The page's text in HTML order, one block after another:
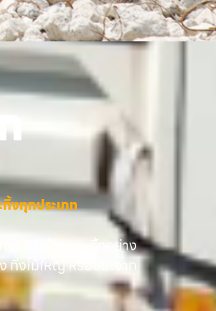
งทุกประเภท
ละขนย้ายขยะทิ้งอย่าง
กิ่งไม้ใหญ่ หรือขยะจาก